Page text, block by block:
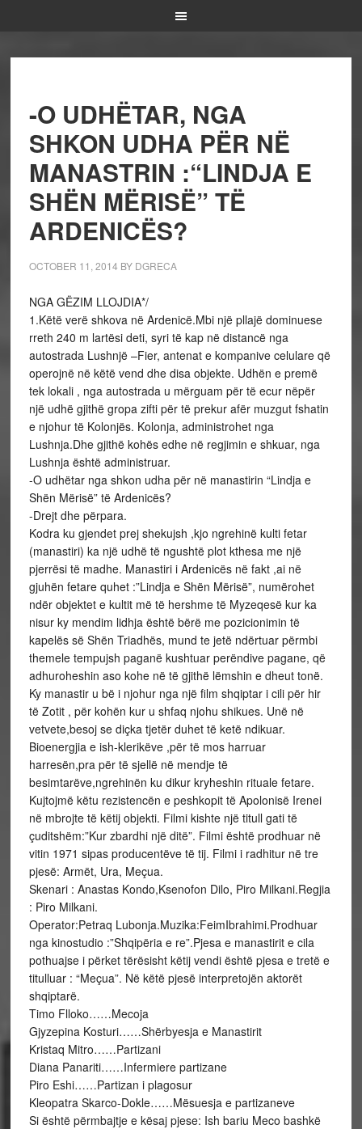
-O UDHËTAR, NGA
SHKON UDHA PËR NË
MANASTRIN :“LINDJA E
SHËN MËRISË” TË
ARDENICËS?
OCTOBER 11, 2014 BY DGRECA
NGA GËZIM LLOJDIA*/
1.Këtë verë shkova në Ardenicë.Mbi një pllajë dominuese
rreth 240 m lartësi deti, syri të kap në distancë nga
autostrada Lushnjë –Fier, antenat e kompanive celulare që
operojnë në këtë vend dhe disa objekte. Udhën e premë
tek lokali , nga autostrada u mërguam për të ecur nëpër
një udhë gjithë gropa zifti për të prekur afër muzgut fshatin
e njohur të Kolonjës. Kolonja, administrohet nga
Lushnja.Dhe gjithë kohës edhe në regjimin e shkuar, nga
Lushnja është administruar.
-O udhëtar nga shkon udha për në manastirin “Lindja e
Shën Mërisë” të Ardenicës?
-Drejt dhe përpara.
Kodra ku gjendet prej shekujsh ,kjo ngrehinë kulti fetar
(manastiri) ka një udhë të ngushtë plot kthesa me një
pjerrësi të madhe. Manastiri i Ardenicës në fakt ,ai në
gjuhën fetare quhet :”Lindja e Shën Mërisë”, numërohet
ndër objektet e kultit më të hershme të Myzeqesë kur ka
nisur ky mendim lidhja është bërë me pozicionimin të
kapelës së Shën Triadhës, mund te jetë ndërtuar përmbi
themele tempujsh paganë kushtuar perëndive pagane, që
adhuroheshin aso kohe në të gjithë lëmshin e dheut tonë.
Ky manastir u bë i njohur nga një film shqiptar i cili për hir
të Zotit , për kohën kur u shfaq njohu shikues. Unë në
vetvete,besoj se diçka tjetër duhet të ketë ndikuar.
Bioenergjia e ish-klerikëve ,për të mos harruar
harresën,pra për të sjellë në mendje të
besimtarëve,ngrehinën ku dikur kryheshin rituale fetare.
Kujtojmë këtu rezistencën e peshkopit të Apolonisë Irenei
në mbrojte të këtij objekti. Filmi kishte një titull gati të
çuditshëm:”Kur zbardhi një ditë”. Filmi është prodhuar në
vitin 1971 sipas producentëve të tij. Filmi i radhitur në tre
pjesë: Armët, Ura, Meçua.
Skenari : Anastas Kondo,Ksenofon Dilo, Piro Milkani.Regjia
: Piro Milkani.
Operator:Petraq Lubonja.Muzika:FeimIbrahimi.Prodhuar
nga kinostudio :”Shqipëria e re”.Pjesa e manastirit e cila
pothuajse i përket tërësisht këtij vendi është pjesa e tretë e
titulluar : “Meçua”. Në këtë pjesë interpretojën aktorët
shqiptarë.
Timo Flloko……Mecoja
Gjyzepina Kosturi……Shërbyesja e Manastirit
Kristaq Mitro……Partizani
Diana Panariti……Infermiere partizane
Piro Eshi……Partizan i plagosur
Kleopatra Skarco-Dokle……Mësuesja e partizaneve
Si është përmbajtje e kësaj pjese: Ish bariu Meco bashkë